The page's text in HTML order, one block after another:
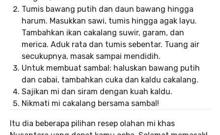
Tumis bawang putih dan daun bawang hingga
harum. Masukkan sawi, tumis hingga agak layu.
Tambahkan ikan cakalang suwir, garam, dan
merica. Aduk rata dan tumis sebentar. Tuang air
secukupnya, masak sampai mendidih.
Untuk membuat sambal: haluskan bawang putih
dan cabai, tambahkan cuka dan kaldu cakalang.
Sajikan mi dan siram dengan kuah kaldu.
Nikmati mi cakalang bersama sambal!
Itu dia beberapa pilihan resep olahan mi khas